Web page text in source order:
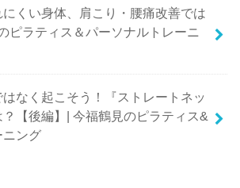
くい身体、肩こり・腰痛改善では
ピラティス＆パーソナルトレーニ
なく起こそう！『ストレートネッ
【後編】| 今福鶴見のピラティス&
ニング